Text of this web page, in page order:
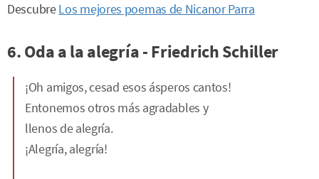
DescubreLos mejores poemas de Nicanor Parra
6. Oda a la alegría - Friedrich Schiller
¡Oh amigos, cesad esos ásperos cantos!
Entonemos otros más agradables y
llenos de alegría.
¡Alegría, alegría!